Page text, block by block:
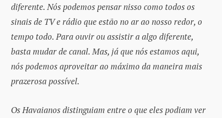
diferente. Nós podemos pensar nisso como todos os
sinais de TV e rádio que estão no ar ao nosso redor, o
tempo todo. Para ouvir ou assistir a algo diferente,
basta mudar de canal. Mas, já que nós estamos aqui,
nós podemos aproveitar ao máximo da maneira mais
prazerosa possível.
Os Havaianos distinguiam entre o que eles podiam ver